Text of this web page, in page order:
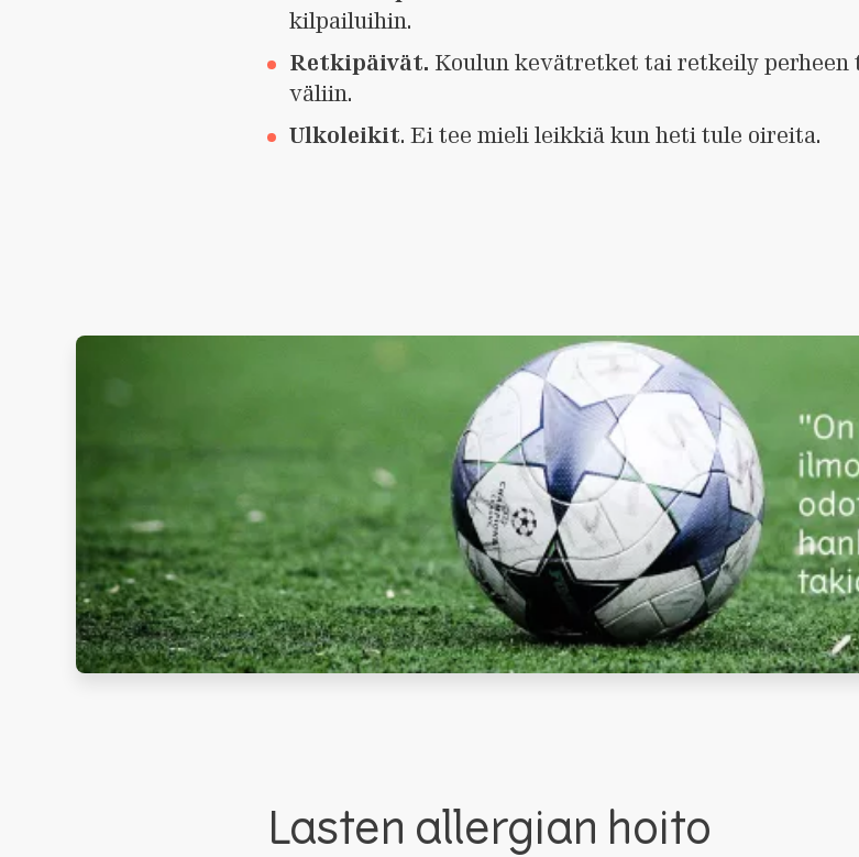
kilpailuihin.
Retkipäivät. Koulun kevätretket tai retkeily perheen
väliin.
Ulkoleikit. Ei tee mieli leikkiä kun heti tule oireita.
Lasten allergian hoito